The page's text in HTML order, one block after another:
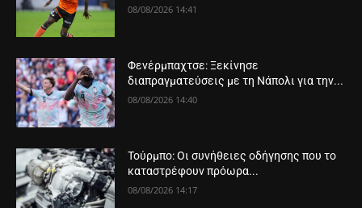
08/08/2026 14:41
Φενέρμπαχτσε: Ξεκίνησε
διαπραγματεύσεις με τη Νάπολι για την...
08/08/2026 14:40
Τούρμπο: Οι συνήθειες οδήγησης που το
καταστρέφουν πρόωρα...
08/08/2026 14:17